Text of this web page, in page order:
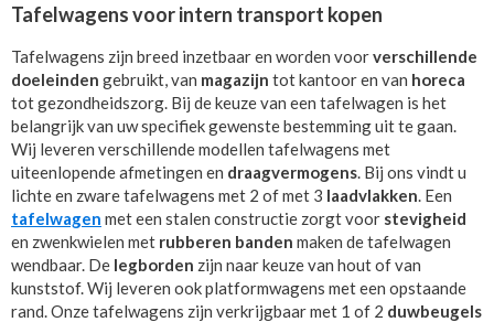
Tafelwagens voor intern transport kopen
Tafelwagens zijn breed inzetbaar en worden voorverschillende
doeleinden gebruikt, van magazijn tot kantoor en van horeca
tot gezondheidszorg. Bij de keuze van een tafelwagen is het
belangrijk van uw specifiek gewenste bestemming uit te gaan.
Wij leveren verschillende modellen tafelwagens met
uiteenlopende afmetingen en draagvermogens. Bij ons vindt u
lichte en zware tafelwagens met 2 of met 3 laadvlakken. Een
tafelwagen met een stalen constructie zorgt voor stevigheid
en zwenkwielen met rubberen banden maken de tafelwagen
wendbaar. De legborden zijn naar keuze van hout of van
kunststof. Wij leveren ook platformwagens met een opstaande
rand. Onze tafelwagens zijn verkrijgbaar met 1 of 2 duwbeugels